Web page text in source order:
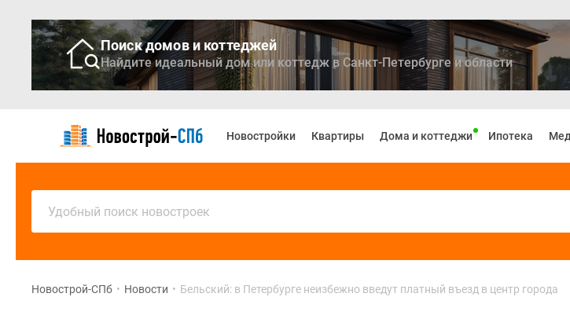
Поиск домов и коттеджей
Найдите идеальный дом или коттедж в Санкт-Петербурге и области
Медиа
проекте
Контакты
сайте
Новостройки Квартиры Дома и коттеджи Ипотека
Удобный поиск новостроек
Новострой-СПб • Новости • Бельский: в Петербурге неизбежно введут платный въезд в центр города